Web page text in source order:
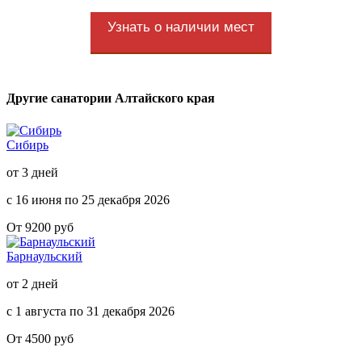
Узнать о наличии мест
Другие санатории Алтайского края
Сибирь
от 3 дней
с 16 июня по 25 декабря 2026
От 9200 руб
Барнаульский
от 2 дней
с 1 августа по 31 декабря 2026
От 4500 руб